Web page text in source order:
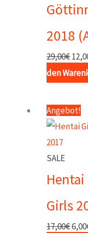
auf
2018
29,00€
den
Angebot!
SALE
Hentai
Girls
17,00€6,00